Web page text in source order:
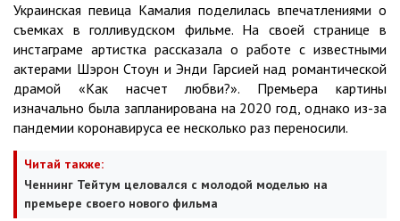
Украинская певица Камалия поделилась впечатлениями о
съемках в голливудском фильме. На своей странице в
инстаграме артистка рассказала о работе с известными
актерами Шэрон Стоун и Энди Гарсией над романтической
драмой «Как насчет любви?». Премьера картины
изначально была запланирована на 2020 год, однако из-за
пандемии коронавируса ее несколько раз переносили.
Читай также:
Ченнинг Тейтум целовался с молодой моделью на
премьере своего нового фильма